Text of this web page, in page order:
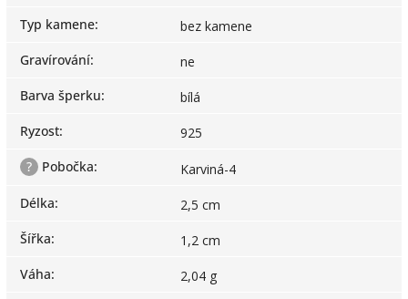
Typ kamene:
bez kamene
Gravírování:
ne
Barva šperku:
bílá
Ryzost:
925
?
Pobočka:
Karviná-4
Délka:
2,5 cm
Šířka:
1,2 cm
Váha:
2,04 g